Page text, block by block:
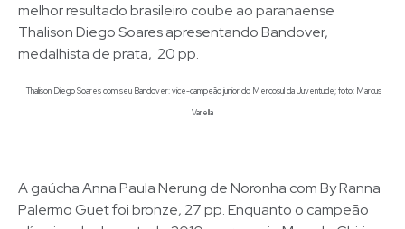
melhor resultado brasileiro coube ao paranaense
Thalison Diego Soares apresentando Bandover,
medalhista de prata, 20 pp.
Thalison Diego Soares com seu Bandover: vice-campeão junior do Mercosul da Juventude; foto: Marcus
Varella
A gaúcha Anna Paula Nerung de Noronha com By Ranna
Palermo Guet foi bronze, 27 pp. Enquanto o campeão